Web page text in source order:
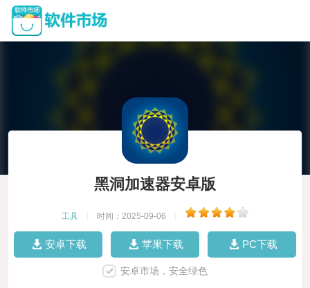
黑洞加速器安卓版
工具 时间：2025-09-06
安卓下载 苹果下载 PC下载
安卓市场，安全绿色